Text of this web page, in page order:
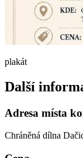
plakát
Další
Adresa místa
Chráněná dílna